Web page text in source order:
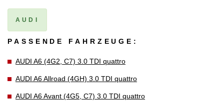
AUDI
PASSENDE FAHRZEUGE:
AUDI A6 (4G2, C7) 3.0 TDI quattro
AUDI A6 Allroad (4GH) 3.0 TDI quattro
AUDI A6 Avant (4G5, C7) 3.0 TDI quattro